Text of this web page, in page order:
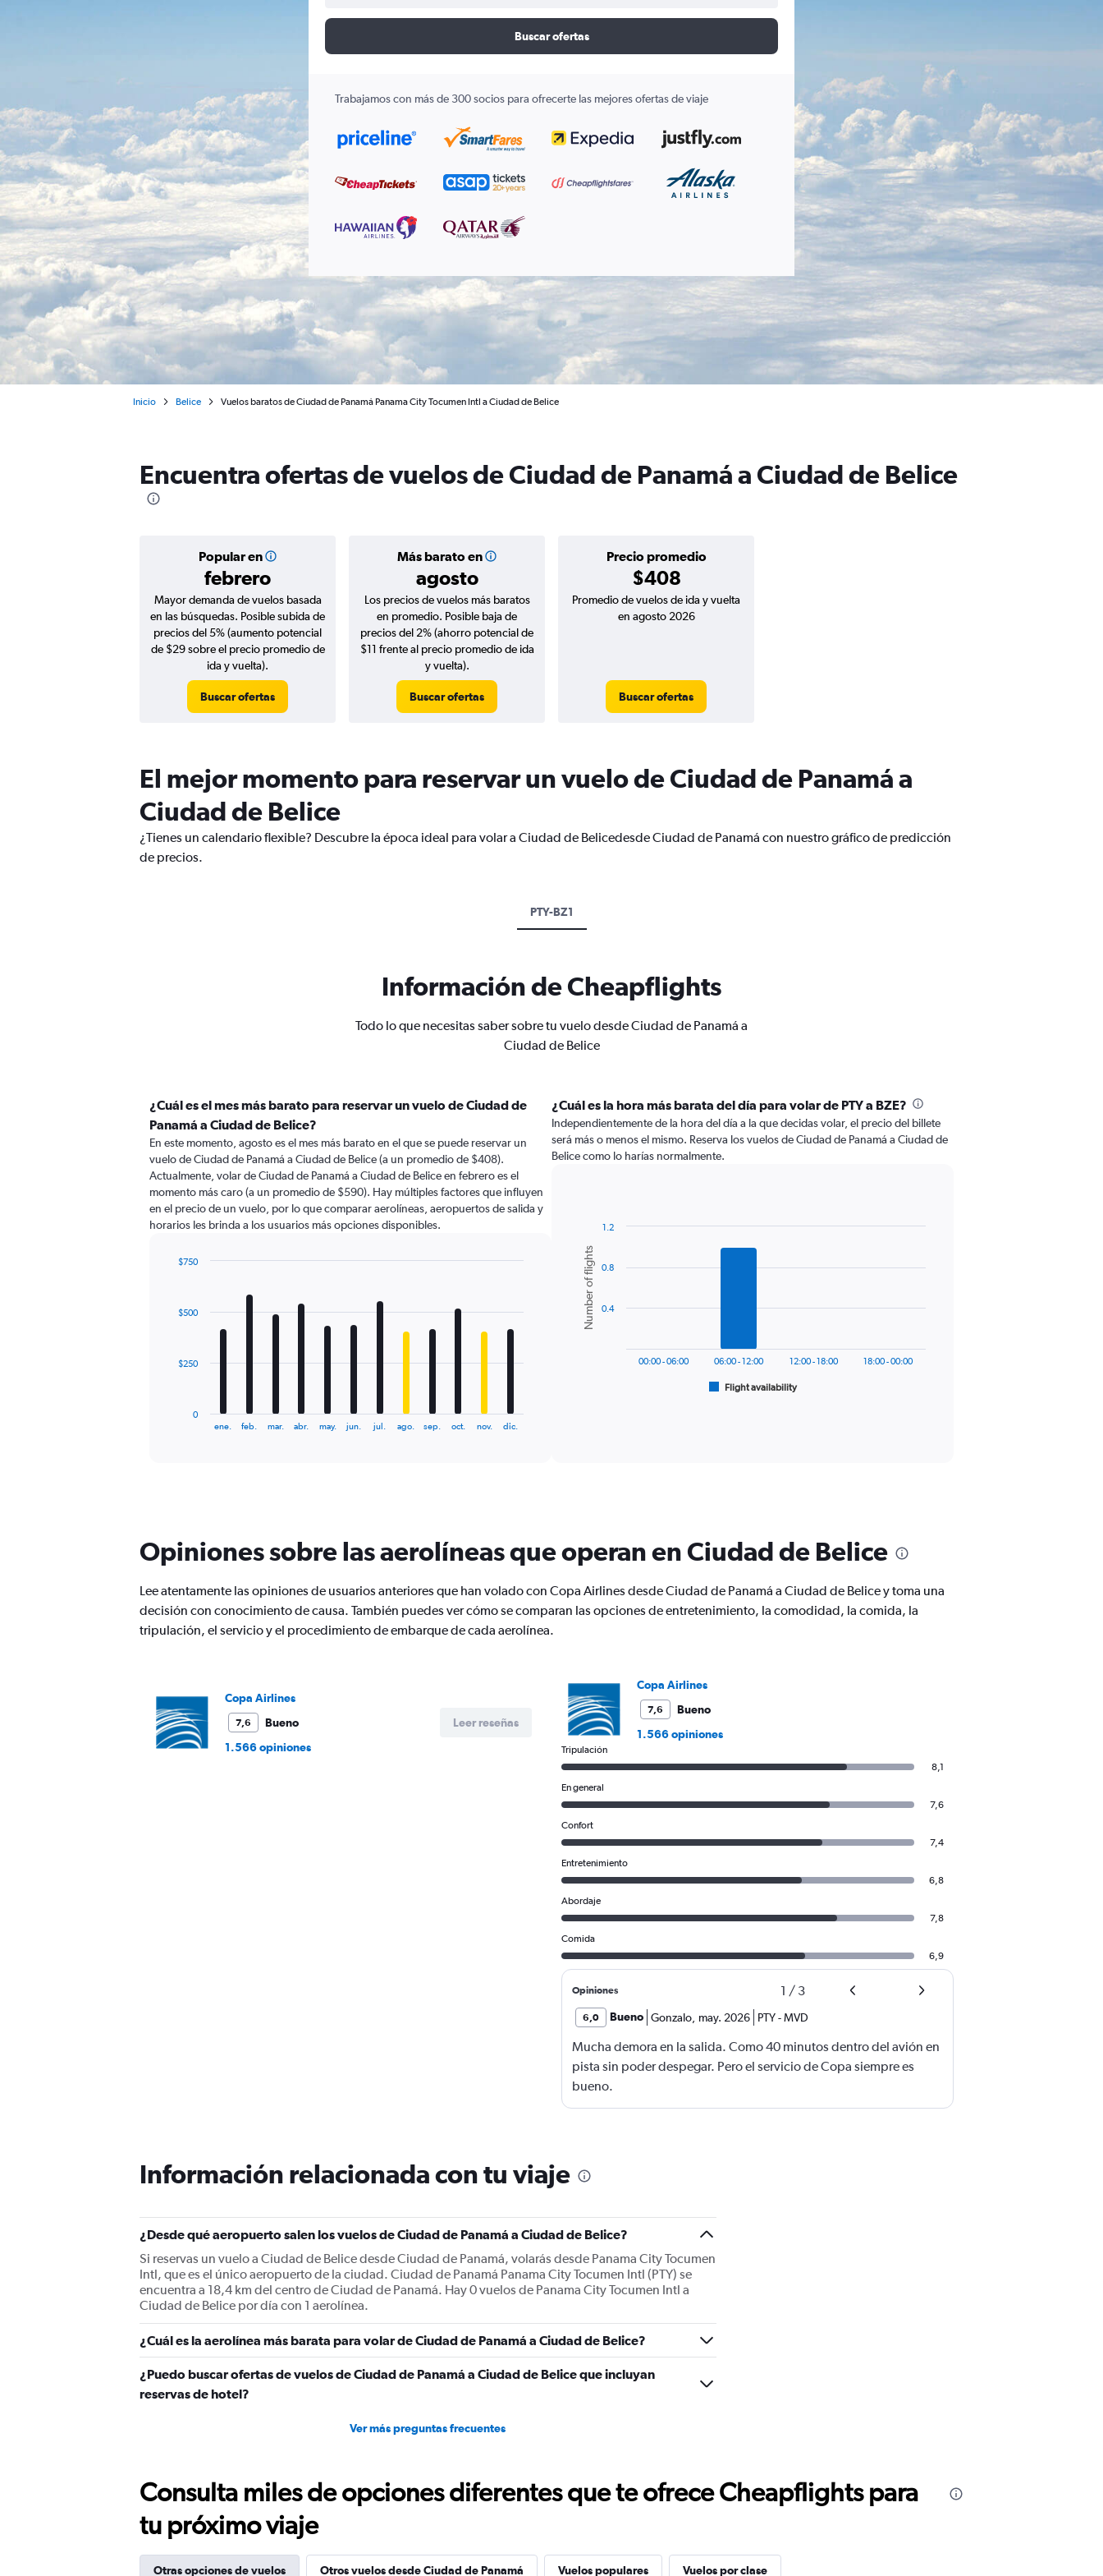
Buscar ofertas
Trabajamos con más de 300 socios para ofrecerte las mejores ofertas de viaje
Inicio Belice Vuelos baratos de Ciudad de Panamá Panama City Tocumen Intl a Ciudad de Belice
Encuentra ofertas de vuelos de Ciudad de Panamá a Ciudad de Belice
Popular en
febrero
Más barato en
agosto
Precio promedio
$408
Mayor demanda de vuelos basada
en las búsquedas. Posible subida de
precios del 5% (aumento potencial
de $29 sobre el precio promedio de
ida y vuelta).
Buscar ofertas
Los precios de vuelos más baratos
en promedio. Posible baja de
precios del 2% (ahorro potencial de
$11 frente al precio promedio de ida
y vuelta).
Buscar ofertas
Promedio de vuelos de ida y vuelta
en agosto 2026
Buscar ofertas
El mejor momento para reservar un vuelo de Ciudad de Panamá a
Ciudad de Belice
¿Tienes un calendario flexible? Descubre la época ideal para volar a Ciudad de Belicedesde Ciudad de Panamá con nuestro gráfico de predicción
de precios.
PTY-BZ1
Información de Cheapflights
Todo lo que necesitas saber sobre tu vuelo desde Ciudad de Panamá a
Ciudad de Belice
¿Cuál es el mes más barato para reservar un vuelo de Ciudad de
Panamá a Ciudad de Belice?
En este momento, agosto es el mes más barato en el que se puede reservar un
vuelo de Ciudad de Panamá a Ciudad de Belice (a un promedio de $408).
Actualmente, volar de Ciudad de Panamá a Ciudad de Belice en febrero es el
momento más caro (a un promedio de $590). Hay múltiples factores que influyen
en el precio de un vuelo, por lo que comparar aerolíneas, aeropuertos de salida y
horarios les brinda a los usuarios más opciones disponibles.
12
The
chart
has
Y
axis
displaying
750.
ene. feb. mar. abr. may. jun. jul. ago. sep. oct. nov. dic.
0
$250
$500
$750
¿Cuál es la hora más barata del día para volar de PTY a BZE?
Independientemente de la hora del día a la que decidas volar, el precio del billete
será más o menos el mismo. Reserva los vuelos de Ciudad de Panamá a Ciudad de
Belice como lo harías normalmente.
chart
with
bars.
The
1
Y
displaying
Number
to
1.2.
Chart
graphic.
Number of flights
Flight availability
00:00 - 06:00 06:00 - 12:00 12:00 - 18:00 18:00 - 00:00
0.4
0.8
1.2
Opiniones sobre las aerolíneas que operan en Ciudad de Belice
Lee atentamente las opiniones de usuarios anteriores que han volado con Copa Airlines desde Ciudad de Panamá a Ciudad de Belice y toma una
decisión con conocimiento de causa. También puedes ver cómo se comparan las opciones de entretenimiento, la comodidad, la comida, la
tripulación, el servicio y el procedimiento de embarque de cada aerolínea.
Copa Airlines
7,6
Bueno
1.566 opiniones
Leer reseñas
Copa Airlines
7,6
Bueno
1.566 opiniones
Tripulación
8,1
En general
7,6
Confort
7,4
Entretenimiento
6,8
Abordaje
7,8
Comida
6,9
Opiniones 1 / 3
6,0 Bueno Gonzalo may. 2026 PTY-MVD
Mucha demora en la salida. Como 40 minutos dentro del avión en
pista sin poder despegar. Pero el servicio de Copa siempre es
bueno.
Información relacionada con tu viaje
¿Desde qué aeropuerto salen los vuelos de Ciudad de Panamá a Ciudad de Belice?
Si reservas un vuelo a Ciudad de Belice desde Ciudad de Panamá, volarás desde Panama City Tocumen
Intl, que es el único aeropuerto de la ciudad. Ciudad de Panamá Panama City Tocumen Intl (PTY) se
encuentra a 18,4 km del centro de Ciudad de Panamá. Hay 0 vuelos de Panama City Tocumen Intl a
Ciudad de Belice por día con 1 aerolínea.
¿Cuál es la aerolínea más barata para volar de Ciudad de Panamá a Ciudad de Belice?
¿Puedo buscar ofertas de vuelos de Ciudad de Panamá a Ciudad de Belice que incluyan
reservas de hotel?
Ver más preguntas frecuentes
Consulta miles de opciones diferentes que te ofrece Cheapflights para
tu próximo viaje
Otras opciones de vuelos Otros vuelos desde Ciudad de Panamá Vuelos populares Vuelos por clase